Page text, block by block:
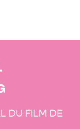
DU FILM DE